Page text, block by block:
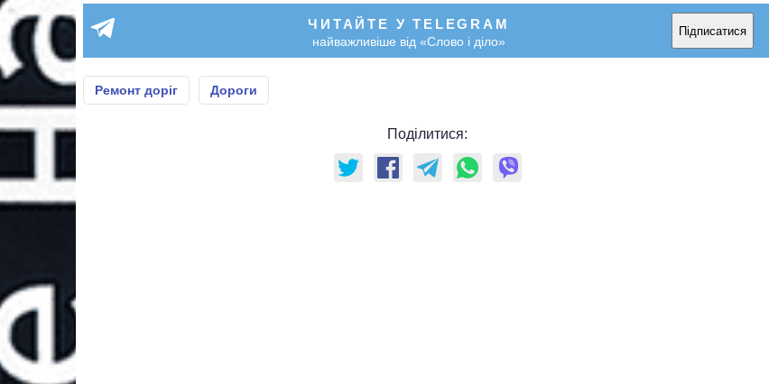
ЧИТАЙТЕ У TELEGRAM
найважливіше від «Слово і діло»
Підписатися
Ремонт доріг Дороги
Поділитися: